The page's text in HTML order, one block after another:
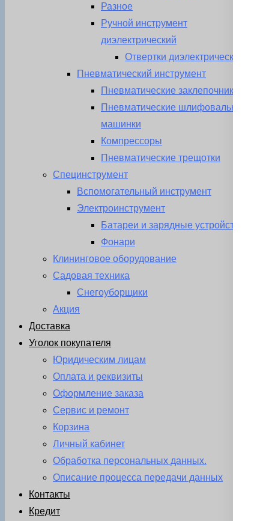
Разное
Ручной инструмент
диэлектрический
Отвертки диэлектрические
Пневматический инструмент
Пневматические заклепочники
Пневматические шлифовальные
машинки
Компрессоры
Пневматические трещотки
Специнструмент
Вспомогательный инструмент
Электроинструмент
Батареи и зарядные устройства
Фонари
Клининговое оборудование
Садовая техника
Снегоуборщики
Акция
Доставка
Уголок покупателя
Юридическим лицам
Оплата и реквизиты
Оформление заказа
Сервис и ремонт
Корзина
Личный кабинет
Обработка персональных данных.
Описание процесса передачи данных
Контакты
Кредит